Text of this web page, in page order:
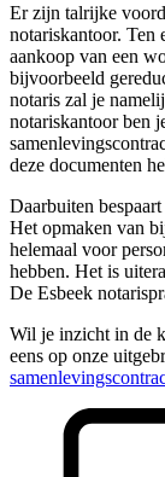
Er zijn talrijke
notariskantoor. Ten
aankoop van een
bijvoorbeeld
notaris zal je
notariskantoor ben
deze documenten
Daarbuiten
Het opmaken van
helemaal voor
hebben. Het is
De Esbeek
Wil je inzicht in de
eens op onze